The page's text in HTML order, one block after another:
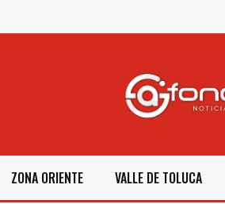
ZONA ORIENTE VALLE DE TOLUCA